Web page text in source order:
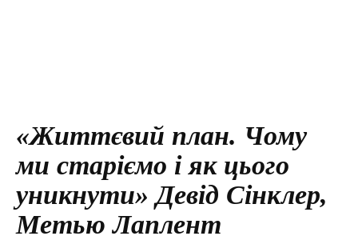
«Життєвий план. Чому
ми старіємо і як цього
уникнути» Девід Сінклер,
Метью Лаплент